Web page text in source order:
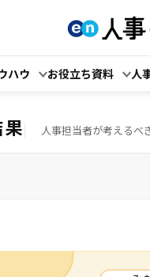
ハウ お役立ち資料 人
人事担当者が考えるべ